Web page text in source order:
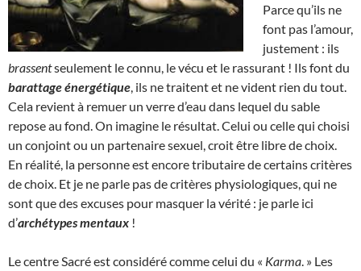
Parce qu’ils ne
font pas l’amour,
justement : ils
brassentseulement le connu, le vécu et le rassurant ! Ils font du
barattage énergétique , ils ne traitent et ne vident rien du tout.
Cela revient à remuer un verre d’eau dans lequel du sable
repose au fond. On imagine le résultat. Celui ou celle qui choisi
un conjoint ou un partenaire sexuel, croit être libre de choix.
En réalité, la personne est encore tributaire de certains critères
de choix. Et je ne parle pas de critères physiologiques, qui ne
sont que des excuses pour masquer la vérité : je parle ici
d’archétypes mentaux !
Le centre Sacré est considéré comme celui du « Karma . » Les